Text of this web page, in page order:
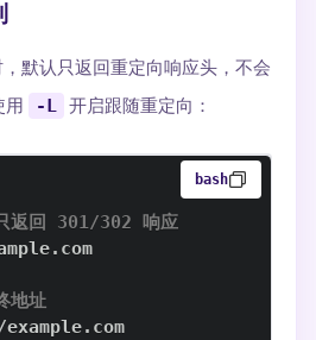
默认只返回重定向响应头，不会
用
-L 开启跟随重定向：
bash
返回 301/302 响应
地址